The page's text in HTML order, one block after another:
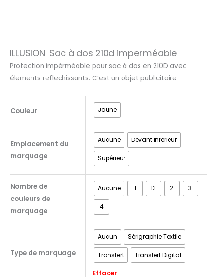
ILLUSION. Sac à dos 210d imperméable
Protection impérméable pour sac à dos en 210D avec
élements reflechissants. C’est un objet publicitaire
Couleur Jaune
Emplacement du
marquage
Aucune Devant inférieur
Supérieur
Nombre de
couleurs de
marquage
Aucune 1 13 2 3
4
Type de marquage
Aucun Sérigraphie Textile
Transfert Transfert Digital
Effacer